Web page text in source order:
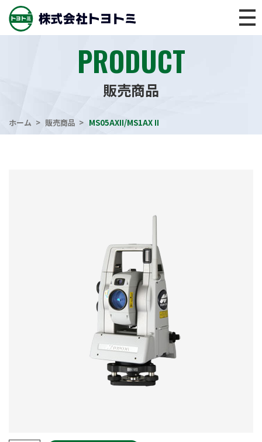
PRODUCT
販売商品
ホーム 販売商品 MS05AXII/MS1AX II